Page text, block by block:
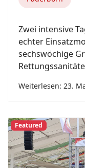
22. Mai.
Meinolf Brökelmann
Paderborn
Am Donnerstag
alarmiert.
Weiterlesen: 22.